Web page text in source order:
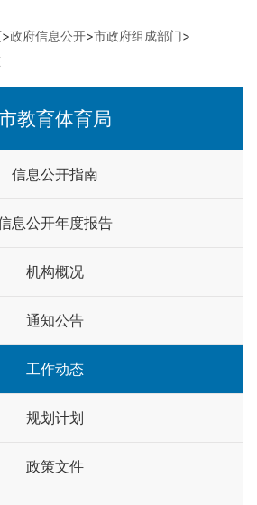
>政府信息公开>市政府组成部门>
教育体育局
信息公开指南
息公开年度报告
机构概况
通知公告
工作动态
规划计划
政策文件